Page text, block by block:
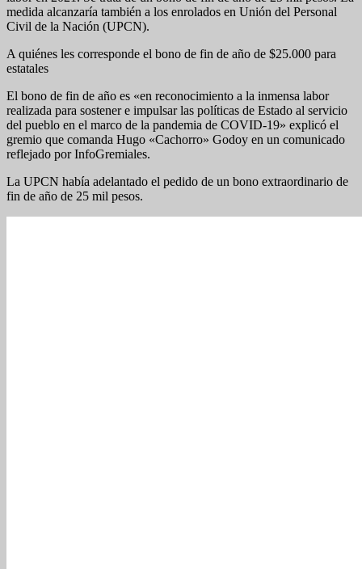
medida alcanzaría también a los enrolados en Unión del Personal
Civil de la Nación (UPCN).
A quiénes les corresponde el bono de fin de año de $25.000 para
estatales
El bono de fin de año es «en reconocimiento a la inmensa labor
realizada para sostener e impulsar las políticas de Estado al servicio
del pueblo en el marco de la pandemia de COVID-19» explicó el
gremio que comanda Hugo «Cachorro» Godoy en un comunicado
reflejado por InfoGremiales.
La UPCN había adelantado el pedido de un bono extraordinario de
fin de año de 25 mil pesos.